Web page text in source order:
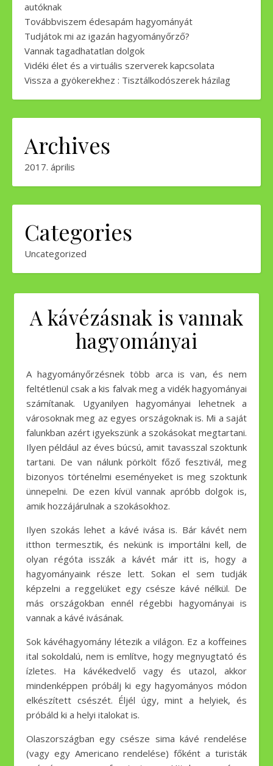
autóknak
Továbbviszem édesapám hagyományát
Tudjátok mi az igazán hagyományőrző?
Vannak tagadhatatlan dolgok
Vidéki élet és a virtuális szerverek kapcsolata
Vissza a gyökerekhez : Tisztálkodószerek házilag
Archives
2017. április
Categories
Uncategorized
A kávézásnak is vannak
hagyományai
A hagyományőrzésnek több arca is van, és nem
feltétlenül csak a kis falvak meg a vidék hagyományai
számítanak. Ugyanilyen hagyományai lehetnek a
városoknak meg az egyes országoknak is. Mi a saját
falunkban azért igyekszünk a szokásokat megtartani.
Ilyen például az éves búcsú, amit tavasszal szoktunk
tartani. De van nálunk pörkölt főző fesztivál, meg
bizonyos történelmi eseményeket is meg szoktunk
ünnepelni. De ezen kívül vannak apróbb dolgok is,
amik hozzájárulnak a szokásokhoz.
Ilyen szokás lehet a kávé ivása is. Bár kávét nem
itthon termesztik, és nekünk is importálni kell, de
olyan régóta isszák a kávét már itt is, hogy a
hagyományaink része lett. Sokan el sem tudják
képzelni a reggelüket egy csésze kávé nélkül. De
más országokban ennél régebbi hagyományai is
vannak a kávé ivásának.
Sok kávéhagyomány létezik a világon. Ez a koffeines
ital sokoldalú, nem is említve, hogy megnyugtató és
ízletes. Ha kávékedvelő vagy és utazol, akkor
mindenképpen próbálj ki egy hagyományos módon
elkészített csészét. Éljél úgy, mint a helyiek, és
próbáld ki a helyi italokat is.
Olaszországban egy csésze sima kávé rendelése
(vagy egy Americano rendelése) főként a turisták